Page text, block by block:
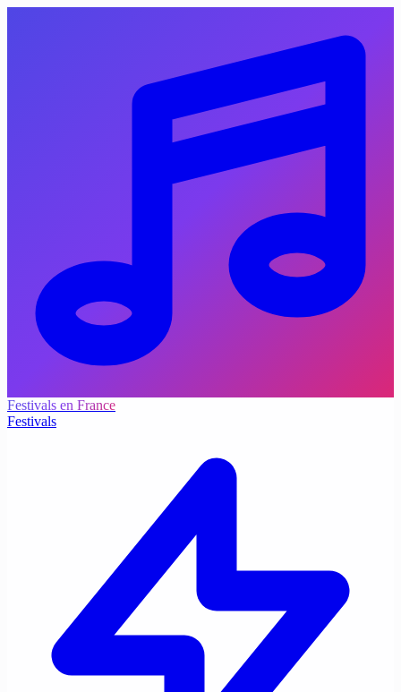
Festivals en France
Festivals